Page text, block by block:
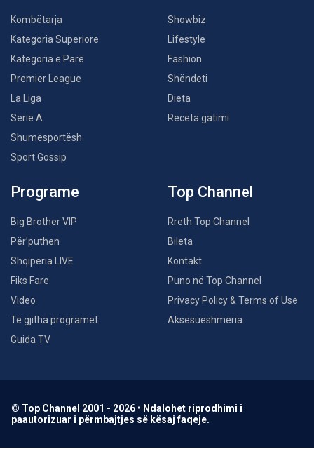
Kombëtarja
Kategoria Superiore
Kategoria e Parë
Premier League
La Liga
Serie A
Shumësportësh
Sport Gossip
Showbiz
Lifestyle
Fashion
Shëndeti
Dieta
Receta gatimi
Programe
Big Brother VIP
Për’puthen
Shqipëria LIVE
Fiks Fare
Video
Të gjitha programet
Guida TV
Top Channel
Rreth Top Channel
Bileta
Kontakt
Puno në Top Channel
Privacy Policy & Terms of Use
Aksesueshmëria
© Top Channel 2001 - 2026 • Ndalohet riprodhimi i
paautorizuar i përmbajtjes së kësaj faqeje.